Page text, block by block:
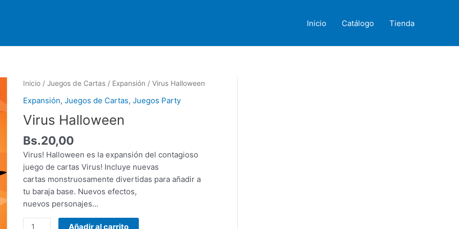
Inicio Catálogo Tienda
Inicio/ Juegos de Cartas/ Expansión / Virus Halloween
Expansión, Juegos de Cartas, Juegos Party
Virus Halloween
Bs.20,00
Virus! Halloween es la expansión del contagioso
juego de cartas Virus! Incluye nuevas
cartas monstruosamente divertidas para añadir a
tu baraja base. Nuevos efectos,
nuevos personajes…
Virus
Halloween
cantidad
Añadir al carrito